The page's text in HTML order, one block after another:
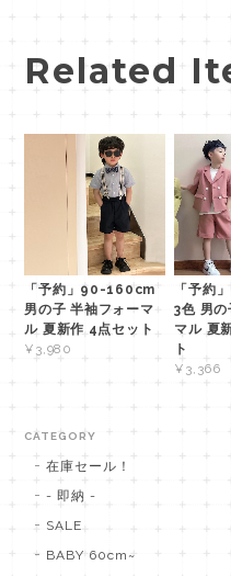
Related
「予約」90-160cm
男の子 半袖フォーマ
ル 夏新作 4点セット
¥3,980
「予約
3色 男の
マル 夏
ト
¥3,366
CATEGORY
在庫セール！
- 即納 -
SALE
BABY 60cm~